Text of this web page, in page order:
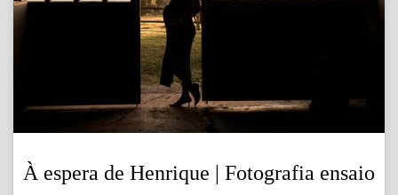
À espera de Henrique | Fotografia ensaio